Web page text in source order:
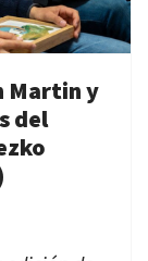
Martin y
del